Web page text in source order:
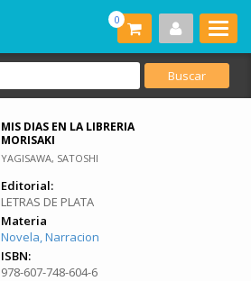
0
MIS DIAS EN LA LIBRERIA
MORISAKI
YAGISAWA, SATOSHI
Editorial:
LETRAS DE PLATA
Materia
Novela, Narracion
ISBN:
978-607-748-604-6